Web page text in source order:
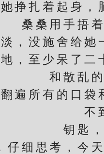
她挣扎着起身，
桑桑用手捂着
没施舍给她
至少呆了二
和散乱
所有的口袋
不
钥匙，
思考，今天